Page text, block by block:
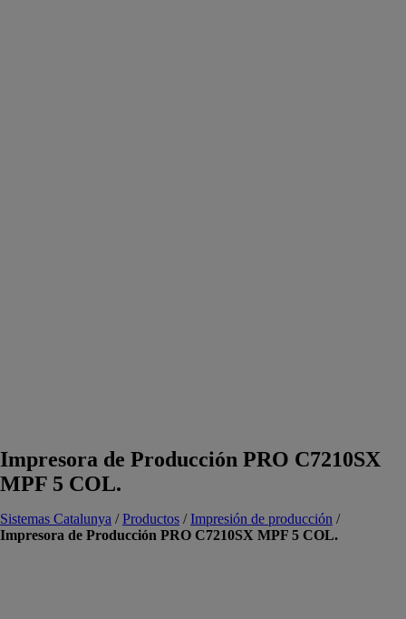
Impresora de Producción PRO C7210SX
MPF 5 COL.
Sistemas Catalunya /Productos /Impresión de producción /
Impresora de Producción PRO C7210SX MPF 5 COL.